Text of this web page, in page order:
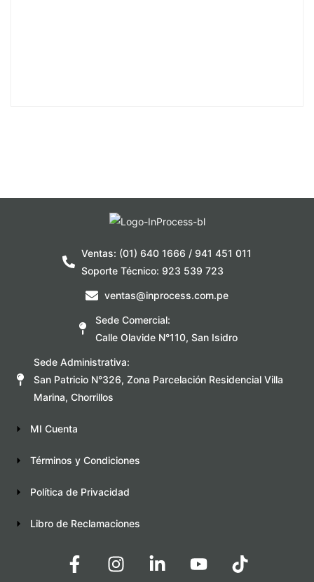
Ventas: (01) 640 1666 / 941 451 011
Soporte Técnico: 923 539 723
ventas@inprocess.com.pe
Sede Comercial:
Calle Olavide N°110, San Isidro
Sede Administrativa:
San Patricio N°326, Zona Parcelación Residencial Villa
Marina, Chorrillos
MI Cuenta
Términos y Condiciones
Política de Privacidad
Libro de Reclamaciones